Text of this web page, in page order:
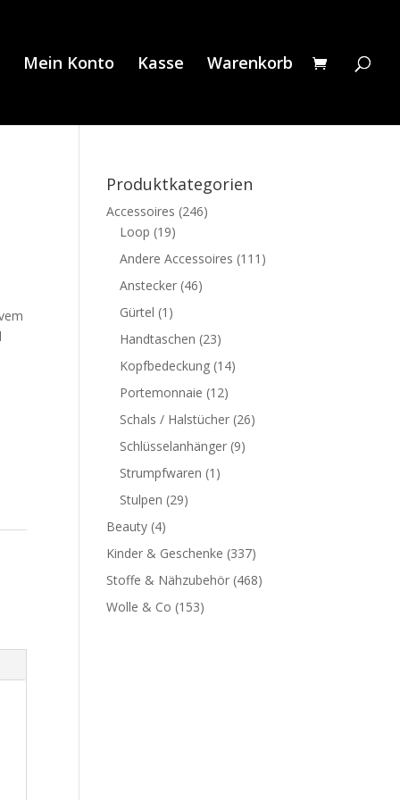
Mein Konto Kasse Warenkorb
Produktkategorien
Accessoires (246)
Loop (19)
Andere Accessoires (111)
Anstecker (46)
Gürtel (1)
Handtaschen (23)
Kopfbedeckung (14)
Portemonnaie (12)
Schals / Halstücher (26)
Schlüsselanhänger (9)
Strumpfwaren (1)
Stulpen (29)
Beauty (4)
Kinder & Geschenke (337)
Stoffe & Nähzubehör (468)
Wolle & Co (153)